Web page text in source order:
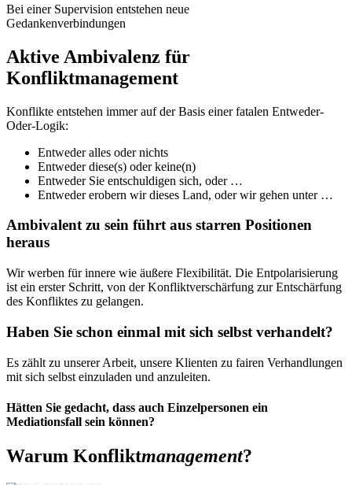
Bei einer Supervision entstehen neue
Gedankenverbindungen
Aktive Ambivalenz für
Konfliktmanagement
Konflikte entstehen immer auf der Basis einer fatalen Entweder-
Oder-Logik:
Entweder alles oder nichts
Entweder diese(s) oder keine(n)
Entweder Sie entschuldigen sich, oder …
Entweder erobern wir dieses Land, oder wir gehen unter …
Ambivalent zu sein führt aus starren Positionen
heraus
Wir werben für innere wie äußere Flexibilität. Die Entpolarisierung
ist ein erster Schritt, von der Konfliktverschärfung zur Entschärfung
des Konfliktes zu gelangen.
Haben Sie schon einmal mit sich selbst verhandelt?
Es zählt zu unserer Arbeit, unsere Klienten zu fairen Verhandlungen
mit sich selbst einzuladen und anzuleiten.
Hätten Sie gedacht, dass auch Einzelpersonen ein
Mediationsfall sein können?
Warum Konfliktmanagement?